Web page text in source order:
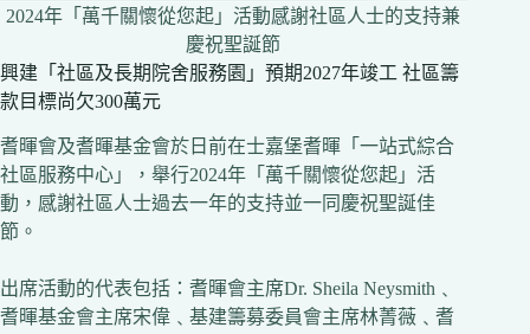
2024年「萬千關懷從您起」活動感謝社區人士的支持兼
慶祝聖誕節
興建「社區及長期院舍服務園」預期2027年竣工 社區籌
款目標尚欠300萬元
耆暉會及耆暉基金會於日前在士嘉堡耆暉「一站式綜合
社區服務中心」，舉行2024年「萬千關懷從您起」活
動，感謝社區人士過去一年的支持並一同慶祝聖誕佳
節。
出席活動的代表包括：耆暉會主席Dr. Sheila Neysmith﹑
耆暉基金會主席宋偉﹑基建籌募委員會主席林菁薇﹑耆